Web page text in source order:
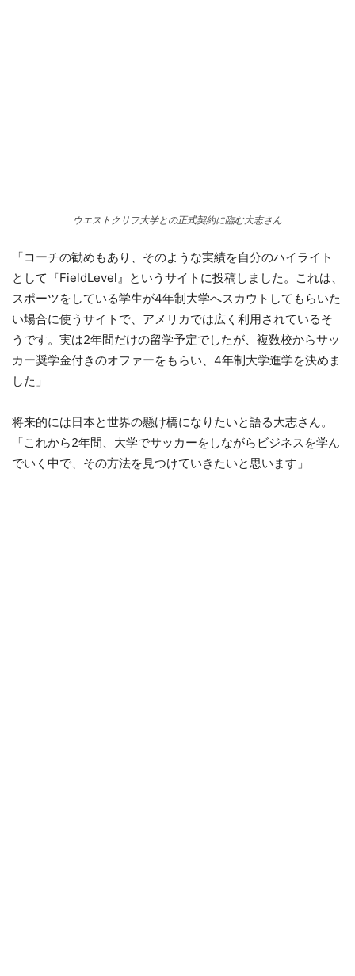
ウエストクリフ大学との正式契約に臨む大志さん
「コーチの勧めもあり、そのような実績を自分のハイライト
として『FieldLevel』というサイトに投稿しました。これは、
スポーツをしている学生が4年制大学へスカウトしてもらいた
い場合に使うサイトで、アメリカでは広く利用されているそ
うです。実は2年間だけの留学予定でしたが、複数校からサッ
カー奨学金付きのオファーをもらい、4年制大学進学を決めま
した」
将来的には日本と世界の懸け橋になりたいと語る大志さん。
「これから2年間、大学でサッカーをしながらビジネスを学ん
でいく中で、その方法を見つけていきたいと思います」